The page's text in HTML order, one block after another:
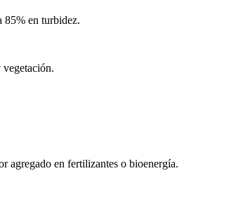
85% en turbidez.
agregado en fertilizantes o bioenergía.